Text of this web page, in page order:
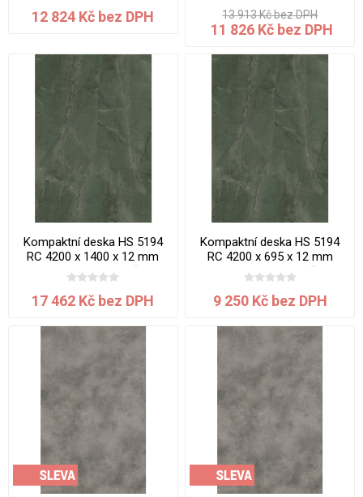
12 824 Kč bez DPH 13 913 Kč bez DPH
11 826 Kč bez DPH
Kompaktní deska HS 5194
RC 4200 x 1400 x 12 mm
Mramor Verde jádro černé
17 462 Kč bez DPH
Kompaktní deska HS 5194
RC 4200 x 695 x 12 mm
Mramor Verde jádro černé
9 250 Kč bez DPH